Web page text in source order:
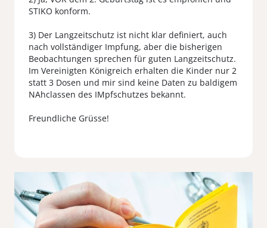
STIKO konform.
3) Der Langzeitschutz ist nicht klar definiert, auch
nach vollständiger Impfung, aber die bisherigen
Beobachtungen sprechen für guten Langzeitschutz.
Im Vereinigten Königreich erhalten die Kinder nur 2
statt 3 Dosen und mir sind keine Daten zu baldigem
NAhclassen des IMpfschutzes bekannt.